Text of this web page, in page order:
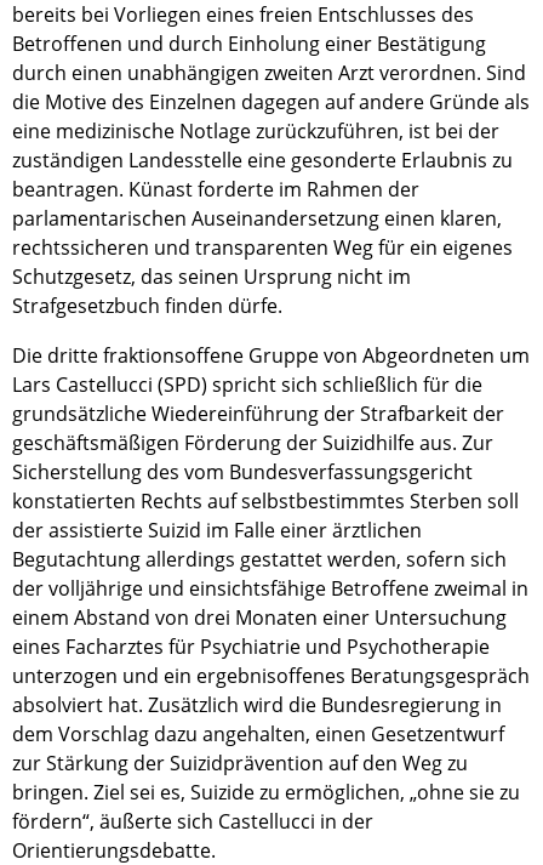
bereits bei Vorliegen eines freien Entschlusses des
Betroffenen und durch Einholung einer Bestätigung
durch einen unabhängigen zweiten Arzt verordnen. Sind
die Motive des Einzelnen dagegen auf andere Gründe als
eine medizinische Notlage zurückzuführen, ist bei der
zuständigen Landesstelle eine gesonderte Erlaubnis zu
beantragen. Künast forderte im Rahmen der
parlamentarischen Auseinandersetzung einen klaren,
rechtssicheren und transparenten Weg für ein eigenes
Schutzgesetz, das seinen Ursprung nicht im
Strafgesetzbuch finden dürfe.
Die dritte fraktionsoffene Gruppe von Abgeordneten um
Lars Castellucci (SPD) spricht sich schließlich für die
grundsätzliche Wiedereinführung der Strafbarkeit der
geschäftsmäßigen Förderung der Suizidhilfe aus. Zur
Sicherstellung des vom Bundesverfassungsgericht
konstatierten Rechts auf selbstbestimmtes Sterben soll
der assistierte Suizid im Falle einer ärztlichen
Begutachtung allerdings gestattet werden, sofern sich
der volljährige und einsichtsfähige Betroffene zweimal in
einem Abstand von drei Monaten einer Untersuchung
eines Facharztes für Psychiatrie und Psychotherapie
unterzogen und ein ergebnisoffenes Beratungsgespräch
absolviert hat. Zusätzlich wird die Bundesregierung in
dem Vorschlag dazu angehalten, einen Gesetzentwurf
zur Stärkung der Suizidprävention auf den Weg zu
bringen. Ziel sei es, Suizide zu ermöglichen, „ohne sie zu
fördern“, äußerte sich Castellucci in der
Orientierungsdebatte.